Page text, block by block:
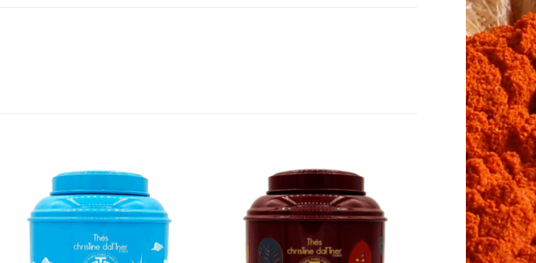
Add to
Wishlist
Add to
Wishlist